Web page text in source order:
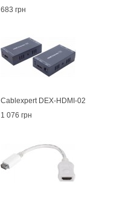
683 грн
Cablexpert DEX-HDMI-02
1 076 грн